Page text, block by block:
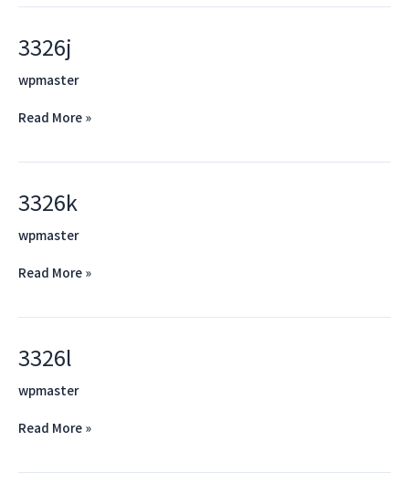
3326j
wpmaster
3326j
Read More »
3326k
wpmaster
3326k
Read More »
3326l
wpmaster
3326l
Read More »